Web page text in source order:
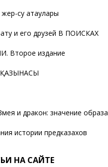
су атаулары
и его друзей В ПОИСКАХ
Второе издание
и дракон: значение образа
истории предказахов
НА САЙТЕ